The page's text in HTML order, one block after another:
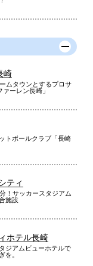
崎
ムタウンとするプロサ
ーレン長崎」
トボールクラブ「長崎
ティ
！サッカースタジアム
施設
ホテル長崎
ジアムビューホテルで
を。